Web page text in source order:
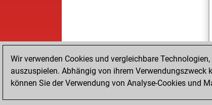
Wir verwenden Cookies und vergleichbare
auszuspielen. Abhängig von ihrem Verwendungszweck
können Sie der Verwendung von Analyse-Cookies und